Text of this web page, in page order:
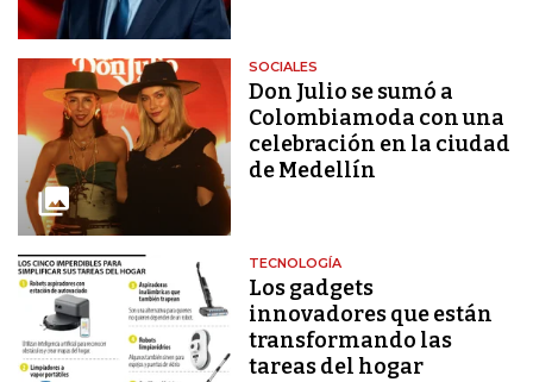
SOCIALES
Don Julio se sumó a
Colombiamoda con una
celebración en la ciudad
de Medellín
TECNOLOGÍA
Los gadgets
innovadores que están
transformando las
tareas del hogar